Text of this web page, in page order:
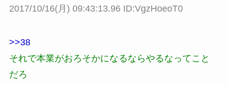
2017/10/16(月) 09:43:13.96 ID:VgzHoeoT0
>>38
それで本業がおろそかになるならやるなってこと
だろ